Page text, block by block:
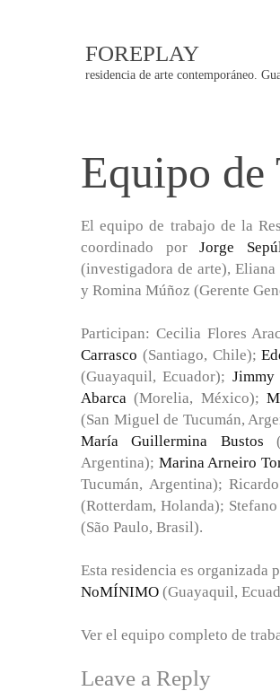
FOREPLAY
residencia de arte contemporáneo.
Equipo de
El equipo de trabajo de la
coordinado porJorge
(investigadora de arte),
y Romina Múñoz (Gerente
Participan: Cecilia Flores
Carrasco (Santiago, Chile);
(Guayaquil, Ecuador); Jimmy
Abarca (Morelia, México);
(San Miguel de Tucumán,
María Guillermina Bustos
Argentina); Marina Arneiro
Tucumán, Argentina);
(Rotterdam, Holanda);
(São Paulo, Brasil).
Esta residencia es organizada
NoMÍNIMO (Guayaquil,
Ver el equipo completo de
Leave a Reply